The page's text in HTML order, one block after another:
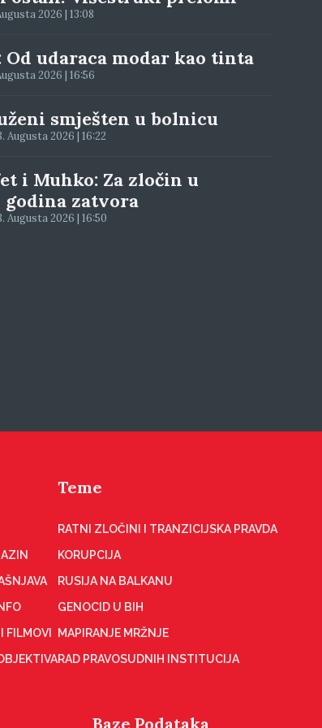
2026 | 13:08
Od udaraca modar kao tinta
2026 | 16:56
smješten u bolnicu
Augusta 2026 | 16:22
i Muhko: Za zločin u
godina zatvora
Augusta 2026 | 16:50
FILMOVI
Teme
RATNI ZLOČINI I TRANZICIJSKA PRAVDA
KORUPCIJA
RUSIJA NA BALKANU
GENOCID U BIH
MAPIRANJE MRŽNJE
RAD PRAVOSUDNIH INSTITUCIJA
Baze Podataka